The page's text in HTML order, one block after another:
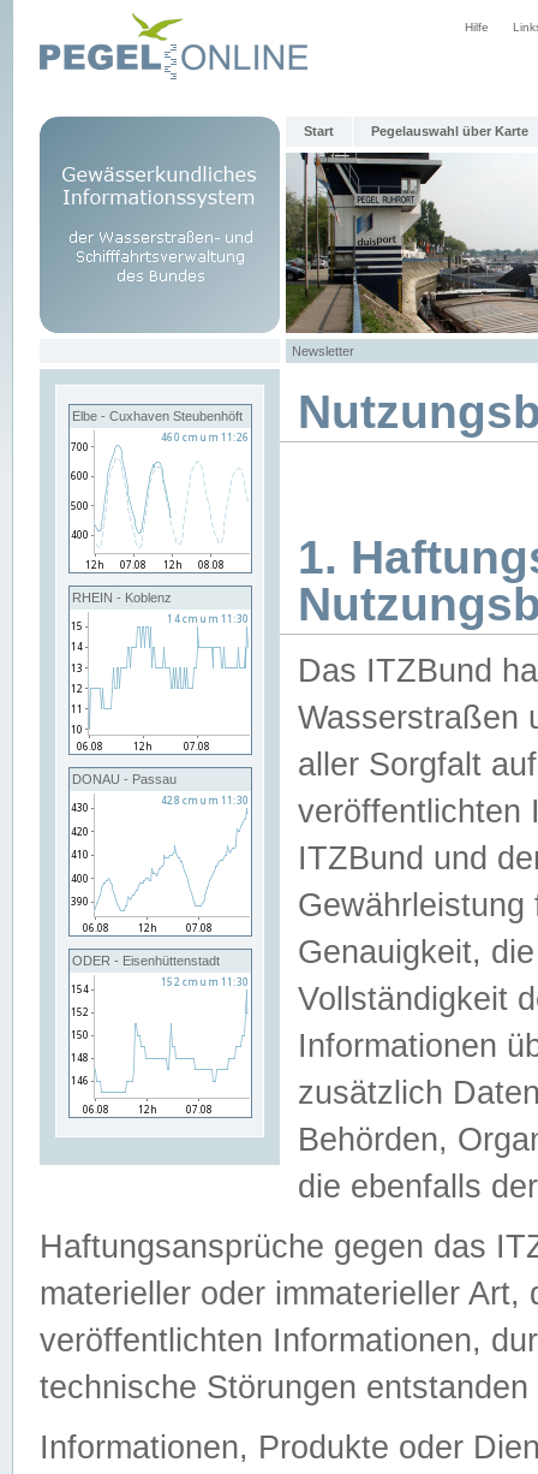
Hilfe
Start Pegelauswahl über Karte
Newsletter
Elbe - Cuxhaven Steubenhöft
RHEIN - Koblenz
DONAU - Passau
ODER - Eisenhüttenstadt
1.
Das ITZBund
Wasserstraßen
aller Sorgfalt
veröffentlichten
ITZBund und
Genauigkeit,
Vollständigkeit
Informationen
zusätzlich
Behörden,
die ebenfalls
Haftungsansprüche gegen das
materieller oder immaterieller
veröffentlichten Informationen,
technische Störungen
Informationen, Produkte oder